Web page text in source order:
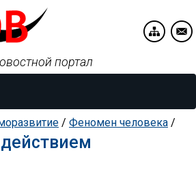
портал
/ Феномен человека /